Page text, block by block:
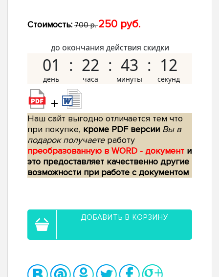
Стоимость: 700 р.250 руб.
до окончания действия скидки
01 22 43 11
+
Наш сайт выгодно отличается тем что
при покупке, кроме PDF версии Вы в
подарок получаетеработу
преобразованную в WORD - документ и
это предоставляет качественно другие
возможности при работе с документом
ДОБАВИТЬ В КОРЗИНУ